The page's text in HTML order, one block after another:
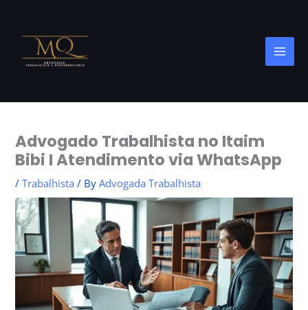
content
Advogado Trabalhista no Itaim
Bibi I Atendimento via WhatsApp
/Trabalhista / ByAdvogada Trabalhista